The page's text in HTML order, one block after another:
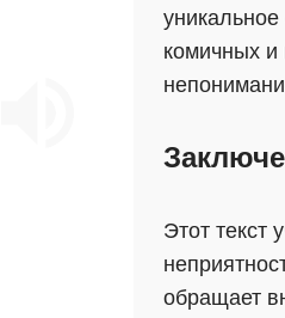
комичных и
Этот текст
обращает